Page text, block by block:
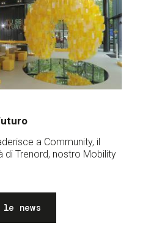
a Community, il
Trenord, nostro Mobility
news